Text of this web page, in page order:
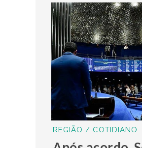
REGIÃO / COTIDIANO